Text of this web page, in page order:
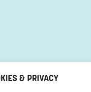
& PRIVACY